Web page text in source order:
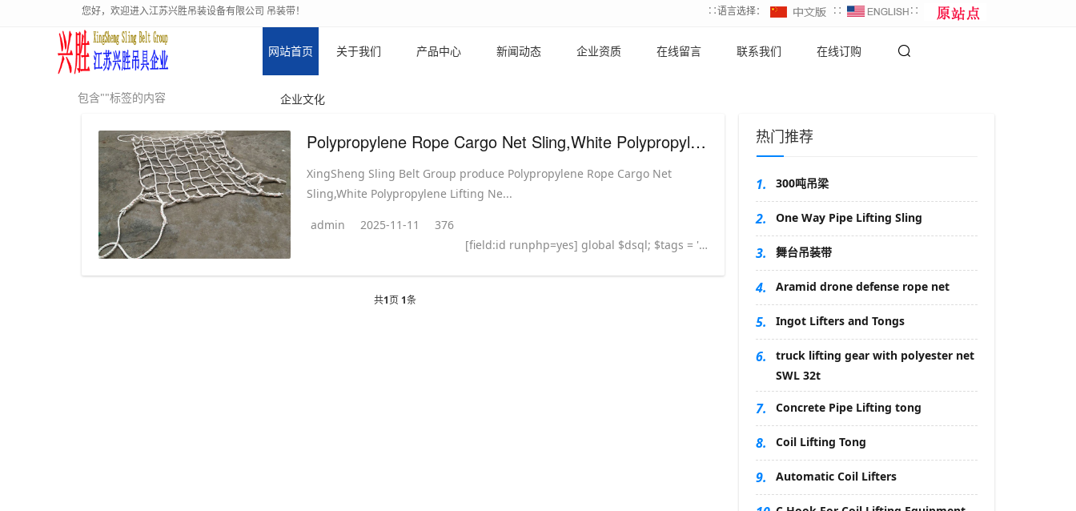
您好，欢迎进入江苏兴胜吊装设备有限公司 吊装带！ ∷语言选择： ∷ ∷
网站首页 关于我们 产品中心 新闻动态 企业资质 在线留言 联系我们 在线订购
企业文化
包含""标签的内容
Polypropylene Rope Cargo Net Sling,White Polypropylene Lift
XingSheng Sling Belt Group produce Polypropylene Rope Cargo Net
Sling,White Polypropylene Lifting Ne...
admin 2025-11-11
376
[field:id runphp=yes] global $dsql; $tags = ''; $query = "SELECT tag FROM `#@__taglist` WHERE aid='@me' "; $dsql->Execute('tag',$query); while($row = $dsql->GetArray('tag')) { $tags .= "#
共1页 1条
热门推荐
1. 300吨吊梁
2. One Way Pipe Lifting Sling
3. 舞台吊装带
4. Aramid drone defense rope net
5. Ingot Lifters and Tongs
6.
truck lifting gear with polyester net
SWL 32t
7. Concrete Pipe Lifting tong
8. Coil Lifting Tong
9. Automatic Coil Lifters